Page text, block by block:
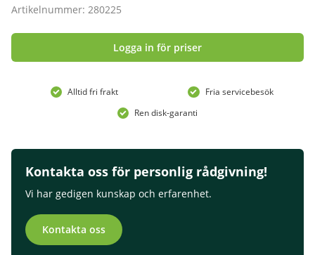
Artikelnummer: 280225
Logga in för priser
Alltid fri frakt
Fria servicebesök
Ren disk-garanti
Kontakta oss för personlig rådgivning!
Vi har gedigen kunskap och erfarenhet.
Kontakta oss